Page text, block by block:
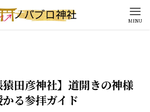
MENU
猿田彦神社】道開きの神様
る参拝ガイド